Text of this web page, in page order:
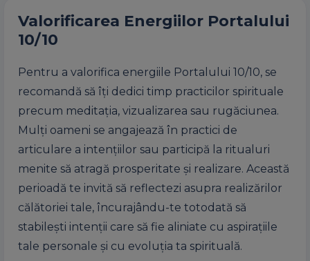
Valorificarea Energiilor Portalului
10/10
Pentru a valorifica energiile Portalului 10/10, se
recomandă să îți dedici timp practicilor spirituale
precum meditația, vizualizarea sau rugăciunea.
Mulți oameni se angajează în practici de
articulare a intențiilor sau participă la ritualuri
menite să atragă prosperitate și realizare. Această
perioadă te invită să reflectezi asupra realizărilor
călătoriei tale, încurajându-te totodată să
stabilești intenții care să fie aliniate cu aspirațiile
tale personale și cu evoluția ta spirituală.